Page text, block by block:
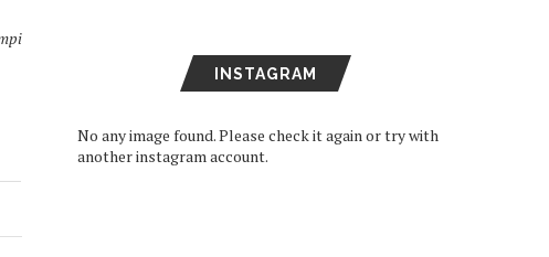
INSTAGRAM
No any image found. Please check it again or try with
another instagram account.